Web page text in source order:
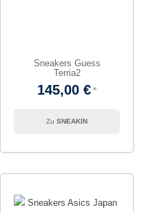
Sneakers Guess
Terria2
145,00 €
SNEAKIN